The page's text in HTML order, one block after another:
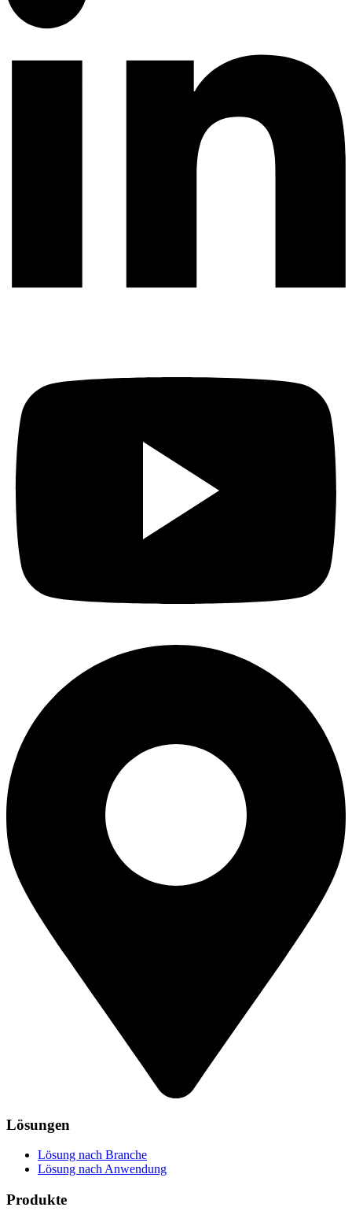
Lösungen
Lösung nach Branche
Lösung nach Anwendung
Produkte